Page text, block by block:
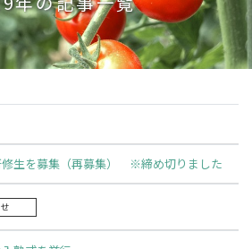
生を募集（再募集） ※締め切りました